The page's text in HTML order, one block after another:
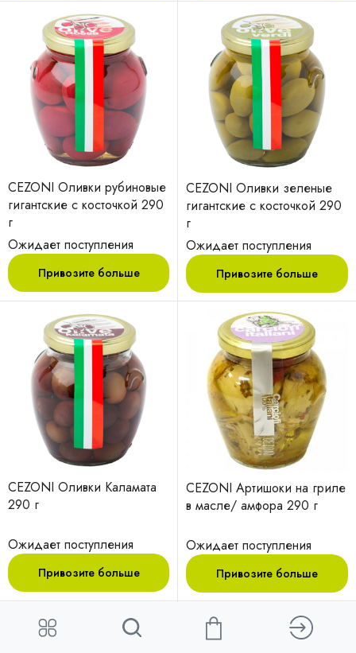
CEZONI Оливки рубиновые
гигантские с косточкой 290
г
Ожидает поступления
Привозите больше
CEZONI Оливки зеленые
гигантские с косточкой 290
г
Ожидает поступления
Привозите больше
CEZONI Оливки Каламата
290 г
Ожидает поступления
Привозите больше
CEZONI Артишоки на гриле
в масле/ амфора 290 г
Ожидает поступления
Привозите больше